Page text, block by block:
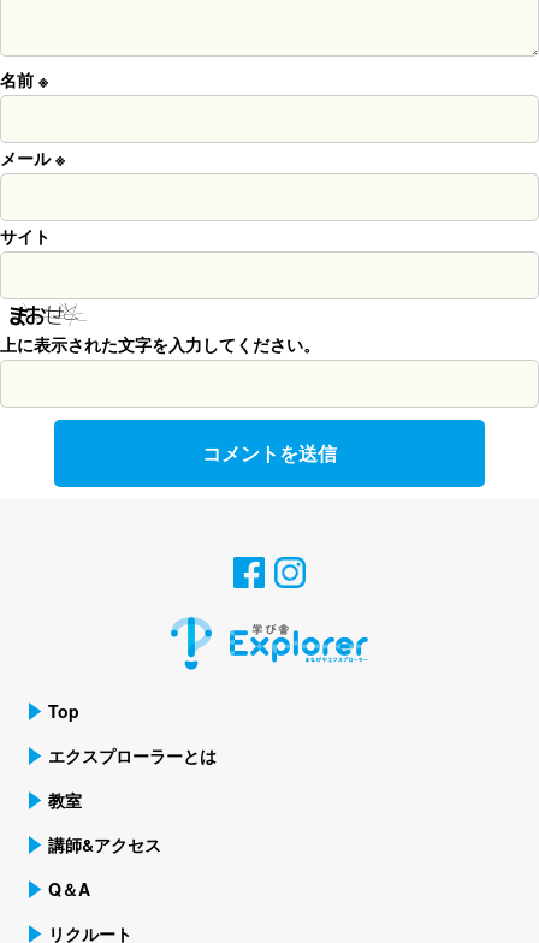
名前 ※
メール※
サイト
上に表示された文字を入力してください。
Top
エクスプローラーとは
教室
講師&アクセス
Q＆A
リクルート